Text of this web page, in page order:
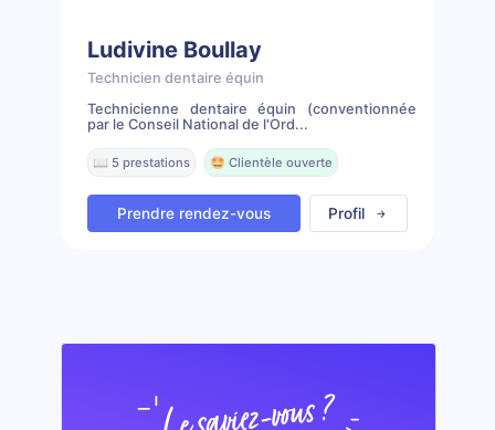
Ludivine Boullay
Technicien dentaire équin
Technicienne dentaire équin (conventionnée
par le Conseil National de l'Ord...
📖 5 prestations 🤩 Clientèle ouverte
Prendre rendez-vous Profil